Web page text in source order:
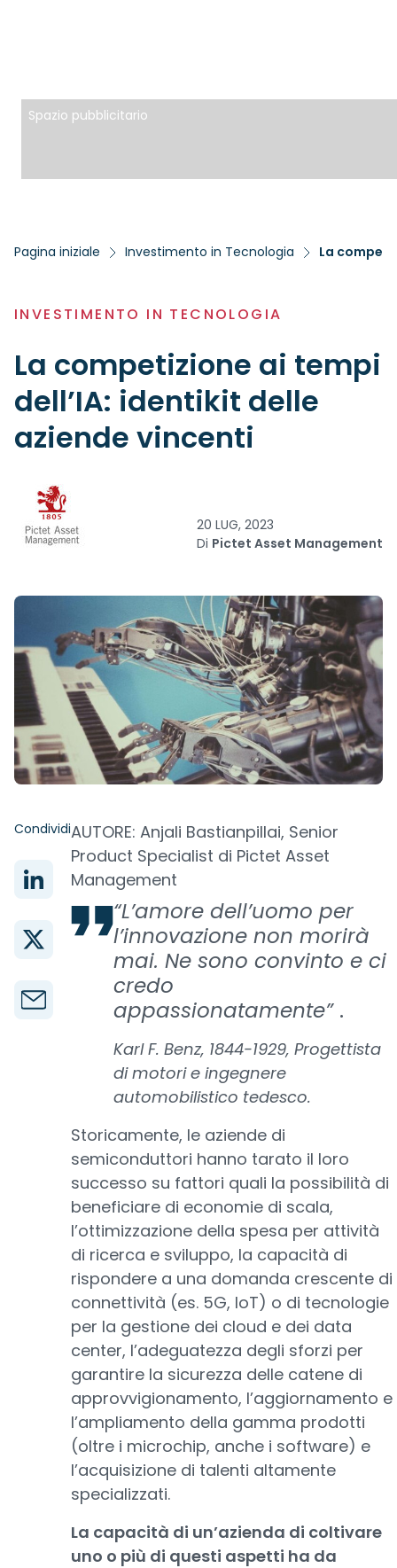
Spazio pubblicitario
Pagina iniziale Investimento in Tecnologia La
INVESTIMENTO IN TECNOLOGIA
La competizione ai tempi
dell’IA: identikit delle
aziende vincenti
20 LUG, 2023
Di Pictet Asset Management
CondividiAUTORE: Anjali Bastianpillai, Senior
Product Specialist di Pictet Asset
Management
“L’amore dell’uomo per
l’innovazione non morirà
mai. Ne sono convinto e ci
credo
appassionatamente” .
Karl F. Benz, 1844-1929, Progettista
di motori e ingegnere
automobilistico tedesco.
Storicamente, le aziende di
semiconduttori hanno tarato il loro
successo su fattori quali la possibilità di
beneficiare di economie di scala,
l’ottimizzazione della spesa per attività
di ricerca e sviluppo, la capacità di
rispondere a una domanda crescente di
connettività (es. 5G, IoT) o di tecnologie
per la gestione dei cloud e dei data
center, l’adeguatezza degli sforzi per
garantire la sicurezza delle catene di
approvvigionamento, l’aggiornamento e
l’ampliamento della gamma prodotti
(oltre i microchip, anche i software) e
l’acquisizione di talenti altamente
specializzati.
La capacità di un’azienda di coltivare
uno o più di questi aspetti ha da